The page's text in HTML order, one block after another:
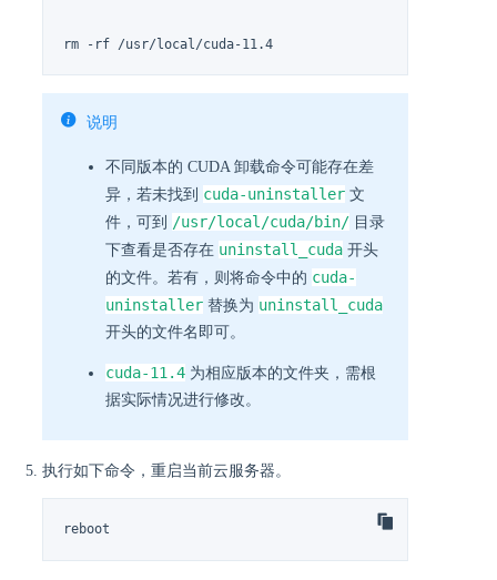
rm -rf /usr/local/cuda-11.4
说明
不同版本的 CUDA 卸载命令可能存在差
异，若未找到 cuda-uninstaller 文
件，可到
/usr/local/cuda/bin/ 目录
下查看是否存在 uninstall_cuda 开头
的文件。若有，则将命令中的 cuda-
uninstaller 替换为 uninstall_cuda
开头的文件名即可。
cuda-11.4 为相应版本的文件夹，需根
据实际情况进行修改。
执行如下命令，重启当前云服务器。
reboot